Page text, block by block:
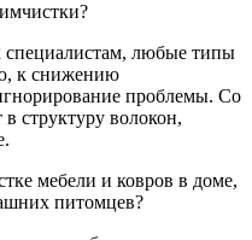
любые типы
к снижению
проблемы. Со
структуру волокон,
мебели и ковров в доме,
питомцев?